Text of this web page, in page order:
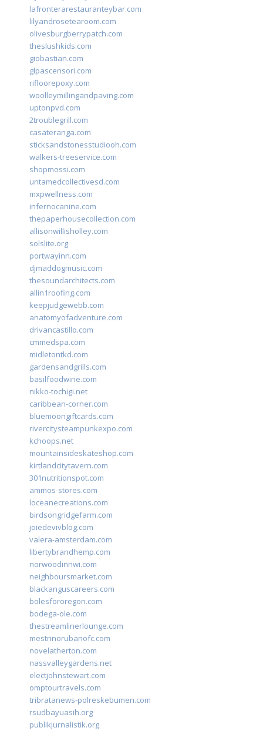
lafronterarestauranteybar.com
lilyandrosetearoom.com
olivesburgberrypatch.com
theslushkids.com
giobastian.com
glpascensori.com
rifloorepoxy.com
woolleymillingandpaving.com
uptonpvd.com
2troublegrill.com
casateranga.com
sticksandstonesstudiooh.com
walkers-treeservice.com
shopmossi.com
untamedcollectivesd.com
mxpwellness.com
infernocanine.com
thepaperhousecollection.com
allisonwillisholley.com
solslite.org
portwayinn.com
djmaddogmusic.com
thesoundarchitects.com
allin1roofing.com
keepjudgewebb.com
anatomyofadventure.com
drivancastillo.com
cmmedspa.com
midletontkd.com
gardensandgrills.com
basilfoodwine.com
nikko-tochigi.net
caribbean-corner.com
bluemoongiftcards.com
rivercitysteampunkexpo.com
kchoops.net
mountainsideskateshop.com
kirtlandcitytavern.com
301nutritionspot.com
ammos-stores.com
loceanecreations.com
birdsongridgefarm.com
joiedevivblog.com
valera-amsterdam.com
libertybrandhemp.com
norwoodinnwi.com
neighboursmarket.com
blackanguscareers.com
bolesfororegon.com
bodega-ole.com
thestreamlinerlounge.com
mestrinorubanofc.com
novelatherton.com
nassvalleygardens.net
electjohnstewart.com
omptourtravels.com
tribratanews-polreskebumen.com
rsudbayuasih.org
publikjurnalistik.org